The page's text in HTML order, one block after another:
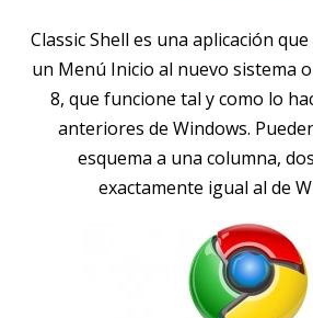
Classic Shell es una aplicación
un Menú Inicio al nuevo sistema
8, que funcione tal y como lo
anteriores de Windows.
esquema a una columna,
exactamente igual al de